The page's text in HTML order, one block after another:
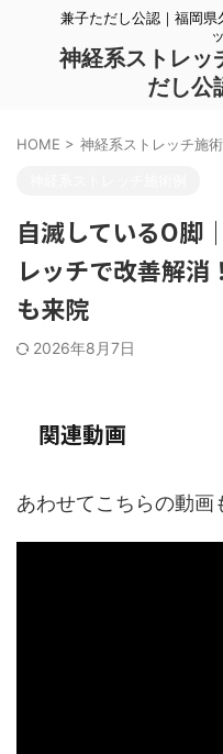
兼子ただし公認｜福岡
神経系ストレッ
だし公
HOME > 神経系ストレッチ施
自滅しているO脚
レッチで改善解消
も来院
2026年8月7日
関連動画
あわせてこちらの動画